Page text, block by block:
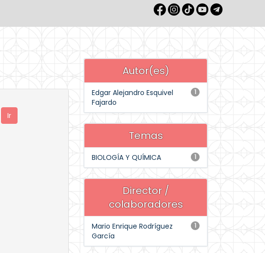
Autor(es)
1
Edgar Alejandro Esquivel
Fajardo
Temas
1
BIOLOGÍA Y QUÍMICA
Director /
colaboradores
1
Mario Enrique Rodríguez
García